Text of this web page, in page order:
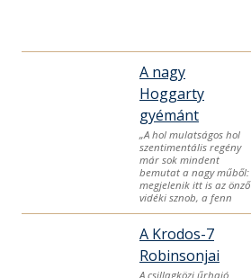
A nagy
Hoggarty
gyémánt
„A hol mulatságos hol
szentimentális regény
már sok mindent
bemutat a nagy műből:
megjelenik itt is az önző
vidéki sznob, a fenn
A Krodos-7
Robinsonjai
A csillagközi űrhajó